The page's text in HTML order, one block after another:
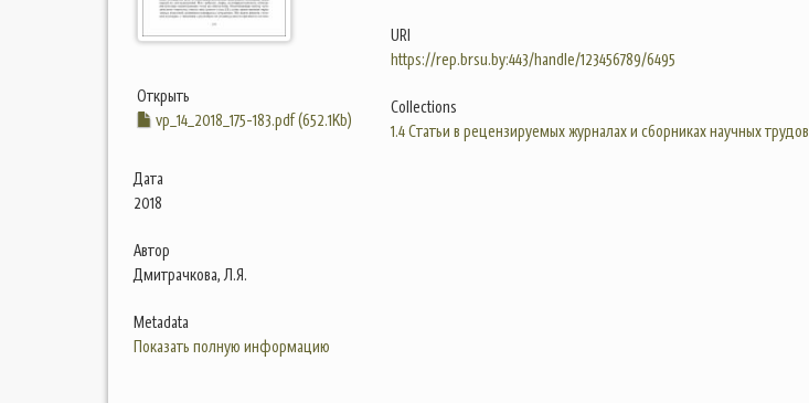
Открыть
vp_14_2018_175-183.pdf (652.1Kb)
Дата
2018
Автор
Дмитрачкова, Л.Я.
Metadata
Показать полную информацию
URI
https://rep.brsu.by:443/handle/123456789/6495
Collections
1.4 Статьи в рецензируемых журналах и сборниках научных трудов